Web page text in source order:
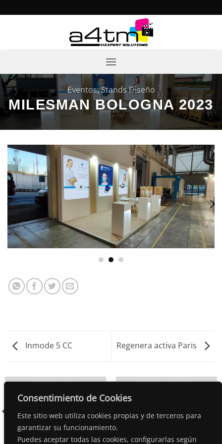
Consentimiento de Cookies
Este sitio web utiliza cookies propias y de terceros para
garantizar su funcionamiento.
Puedes aceptar todas las cookies, configurarlas según
al
Eventos,Stands Diseño
MILESMAN BOLOGNA 2023
Inmode 5 CC Regenera activa Paris
STAND VICHY DPG SALON LOOK